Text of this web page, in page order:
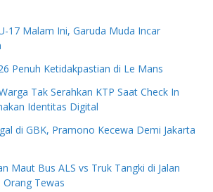
17 Malam Ini, Garuda Muda Incar
Penuh Ketidakpastian di Le Mans
Tak Serahkan KTP Saat Check In
Identitas Digital
di GBK, Pramono Kecewa Demi Jakarta
Maut Bus ALS vs Truk Tangki di Jalan
Tewas